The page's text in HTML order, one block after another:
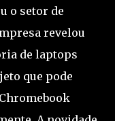
o setor de
revelou
de laptops
que pode